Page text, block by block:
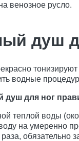
венозное русло.
душ
водные
душ для ног
теплой воды
на умеренно
обязательно